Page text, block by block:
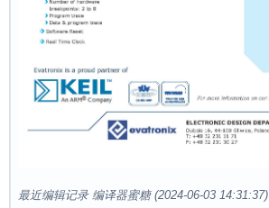
最近编辑记录 编译器蜜糖 (2024-06-03 14:31:37)